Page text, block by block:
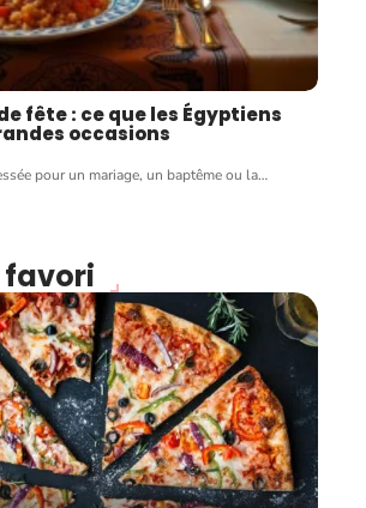
fête : ce que les Égyptiens
occasions
pour un mariage, un baptême ou la…